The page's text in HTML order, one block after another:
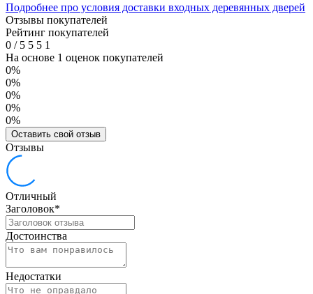
Подробнее про условия доставки входных деревянных дверей
Отзывы покупателей
Рейтинг покупателей
0 /5 5 5 1
На основе 1 оценок покупателей
0%
0%
0%
0%
0%
Оставить свой отзыв
Отзывы
Отличный
Заголовок*
Достоинства
Недостатки